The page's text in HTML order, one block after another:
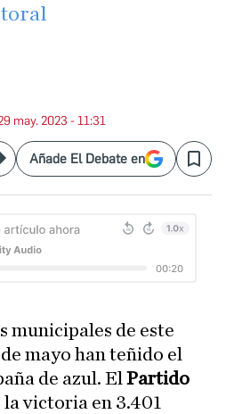
may. 2023 - 11:31
Añade El Debate en Save
municipales de este
mayo han teñido el
de azul. ElPartido
victoria en 3.401